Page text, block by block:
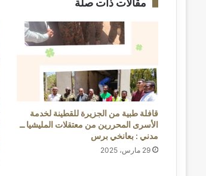
مقالات ذات صلة
قافلة طبية من الجزيرة للقطينة لخدمة
الأسرى المحررين من معتقلات المليشيا ــ
مدني : بعانخي برس
29 مارس، 2025